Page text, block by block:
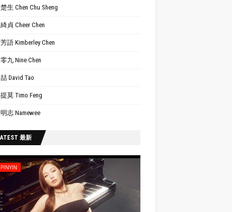
生 Chen Chu Sheng
貞 Cheer Chen
語 Kimberley Chen
九 Nine Chen
David Tao
莫 Timo Feng
志 Namewee
最新
PINYIN